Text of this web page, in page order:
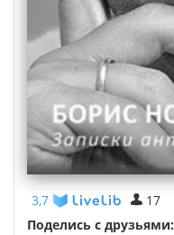
3,7
17
Поделись с друзьями: